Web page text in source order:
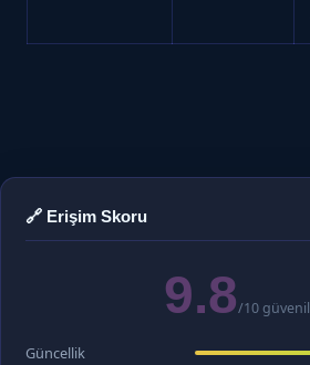
🔗 Erişim Skoru
9.8/10
Güncellik